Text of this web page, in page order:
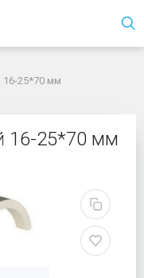
25*70 мм
16-25*70 мм